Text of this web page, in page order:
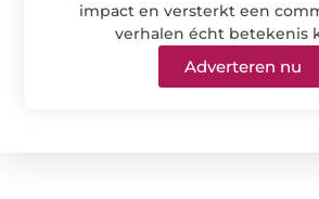
impact en versterkt een
verhalen écht betekenis
Adverteren nu